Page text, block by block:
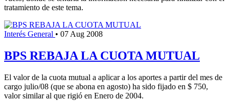
tratamiento de este tema.
Interés General • 07 Aug 2008
BPS REBAJA LA CUOTA MUTUAL
El valor de la cuota mutual a aplicar a los aportes a partir del mes de
cargo julio/08 (que se abona en agosto) ha sido fijado en $ 750,
valor similar al que rigió en Enero de 2004.